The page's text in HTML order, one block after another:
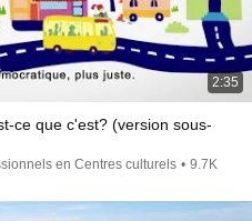
2:35
ce que c'est? (version sous-
en Centres culturels • 9.7K